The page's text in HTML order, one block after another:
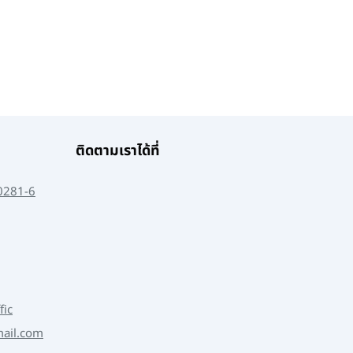
6
ติดตามเราได้ที่